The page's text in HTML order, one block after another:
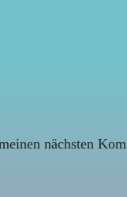
nächsten